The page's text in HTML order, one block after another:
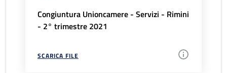
Congiuntura Unioncamere - Servizi - Rimini
- 2° trimestre 2021
SCARICA FILE